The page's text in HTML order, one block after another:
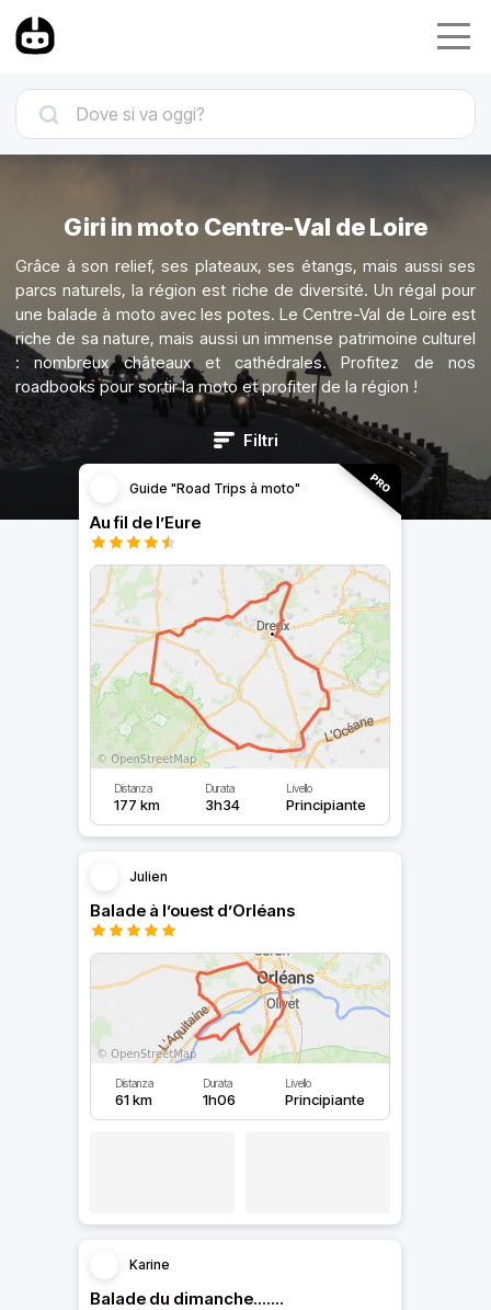
Giri in moto Centre-Val de Loire
Grâce à son relief, ses plateaux, ses étangs, mais aussi ses
parcs naturels, la région est riche de diversité. Un régal pour
une balade à moto avec les potes. Le Centre-Val de Loire est
riche de sa nature, mais aussi un immense patrimoine culturel
: nombreux châteaux et cathédrales. Profitez de nos
roadbooks pour sortir la moto et profiter de la région !
Filtri
Guide "Road Trips à moto"
Au fil de l’Eure
Distanza
177 km
Durata
3h34
Livello
Principiante
Julien
Balade à l’ouest d’Orléans
Distanza
61 km
Durata
1h06
Livello
Principiante
Karine
Balade du dimanche.......